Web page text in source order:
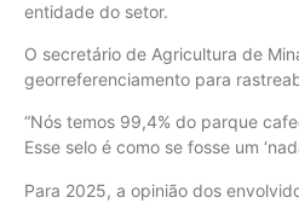
entidade do setor.
O secretário de Agricultura de
georreferenciamento para
“Nós temos 99,4% do parque
Esse selo é como se fosse um
Para 2025, a opinião dos